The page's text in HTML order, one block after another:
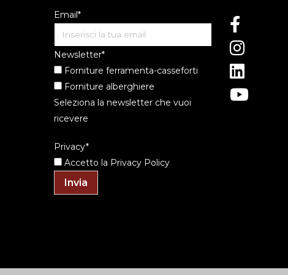
Email*
Newsletter*
Forniture ferramenta-casseforti
Forniture alberghiere
Seleziona la newsletter che vuoi
ricevere
Privacy*
Accetto la Privacy Policy
Invia